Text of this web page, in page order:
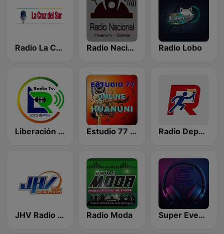
Radio La Cruz del Sur Radio Nacional de Huanuni Radio Lobo
Liberación Radio TV Estudio 77 Huanuni online Radio Deporte
JHV Radio Cochabamba Radio Moda Super Eventos Radio - Bolivia